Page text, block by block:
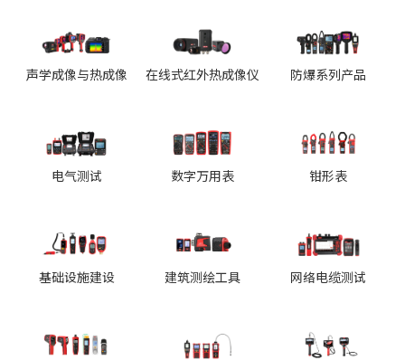
声学成像与热成像 在线式红外热成像仪 防爆系列产品
电气测试 数字万用表 钳形表
基础设施建设 建筑测绘工具 网络电缆测试